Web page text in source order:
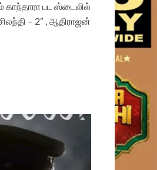
காந்தாரா பட ஸ்டைலில்
– 2” , ஆதிராஜன்